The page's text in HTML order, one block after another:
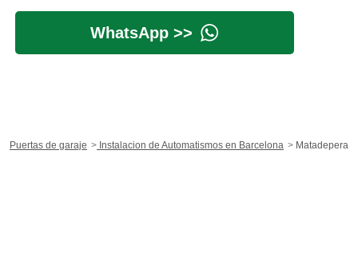
WhatsApp >>
Puertas de garaje Instalacion de Automatismos en Barcelona Matadepera